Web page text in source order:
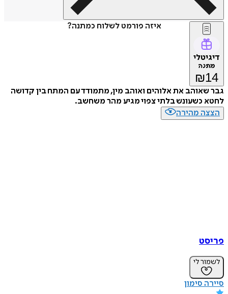
איזה פורמט לשלוח כמתנה?
דיגיטלי
מתנה
₪14
גבר שאוהב את אלוהים ואוהב מין, מתמודד עם המתח בין קדושה
לחטא כשעונש בלתי צפוי מגיע מהר משחשב.
הצצה מהירה
פריסט
לשמור לי
סיירה סימון